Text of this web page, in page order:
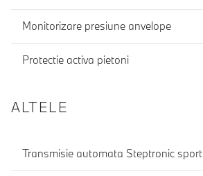
Monitorizare presiune anvelope
Protectie activa pietoni
ALTELE
Transmisie automata Steptronic sport